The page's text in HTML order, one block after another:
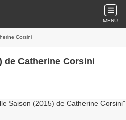
MENU
Corsini
de Catherine Corsini